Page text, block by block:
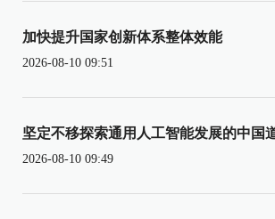
加快提升国家创新体系整体效能
2026-08-10 09:51
坚定不移探索通用人工智能发展的中国
2026-08-10 09:49